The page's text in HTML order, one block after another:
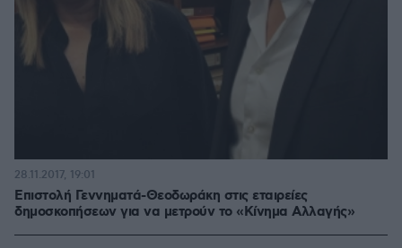
Επιστολή Γεννηματά-Θεοδωράκη στις εταιρείες
δημοσκοπήσεων για να μετρούν το «Κίνημα Αλλαγής»
28.11.2017, 19:01